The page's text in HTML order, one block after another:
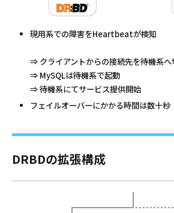
現用系での障害をHeartbeatが検知
⇒ クライアントからの接続先を待機系へ
⇒ MySQLは待機系で起動
⇒ 待機系にてサービス提供開始
フェイルオーバーにかかる時間は数十秒
DRBDの拡張構成